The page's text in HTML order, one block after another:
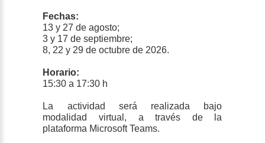
Fechas:
13 y 27 de agosto;
3 y 17 de septiembre;
8, 22 y 29 de octubre de 2026.
Horario:
15:30 a 17:30 h
La actividad será realizada bajo
modalidad virtual, a través de la
plataforma Microsoft Teams.